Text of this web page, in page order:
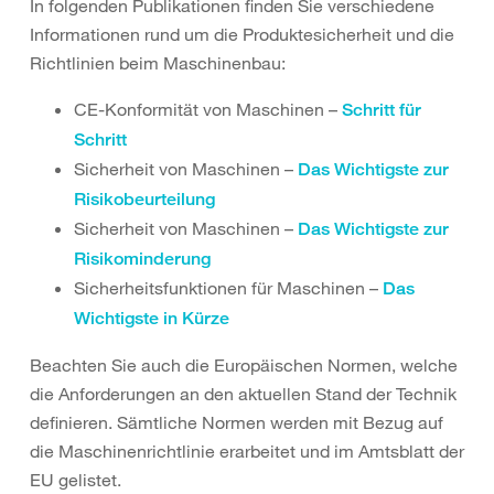
In folgenden Publikationen finden Sie verschiedene
Informationen rund um die Produktesicherheit und die
Richtlinien beim Maschinenbau:
CE-Konformität von Maschinen – Schritt für
Schritt
Sicherheit von Maschinen – Das Wichtigste zur
Risikobeurteilung
Sicherheit von Maschinen – Das Wichtigste zur
Risikominderung
Sicherheitsfunktionen für Maschinen – Das
Wichtigste in Kürze
Beachten Sie auch die Europäischen Normen, welche
die Anforderungen an den aktuellen Stand der Technik
definieren. Sämtliche Normen werden mit Bezug auf
die Maschinenrichtlinie erarbeitet und im Amtsblatt der
EU gelistet.